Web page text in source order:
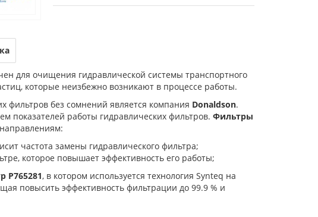
для очищения гидравлической системы транспортного
которые неизбежно возникают в процессе работы.
фильтров без сомнений является компания Donaldson.
показателей работы гидравлических фильтров. Фильтры
частота замены гидравлического фильтра;
которое повышает эффективность его работы;
P765281, в котором используется технология Synteq на
повысить эффективность фильтрации до 99.9 % и